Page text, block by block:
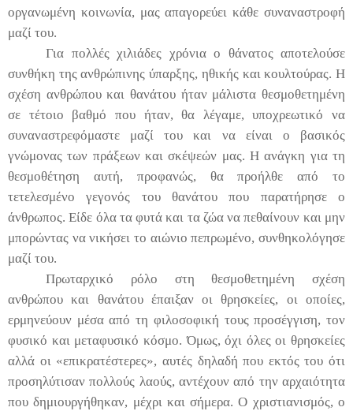
οργανωμένη κοινωνία, μας απαγορεύει κάθε συναναστροφή
μαζί του.
Για πολλές χιλιάδες χρόνια ο θάνατος αποτελούσε
συνθήκη της ανθρώπινης ύπαρξης, ηθικής και κουλτούρας. Η
σχέση ανθρώπου και θανάτου ήταν μάλιστα θεσμοθετημένη
σε τέτοιο βαθμό που ήταν, θα λέγαμε, υποχρεωτικό να
συναναστρεφόμαστε μαζί του και να είναι ο βασικός
γνώμονας των πράξεων και σκέψεών μας. Η ανάγκη για τη
θεσμοθέτηση αυτή, προφανώς, θα προήλθε από το
τετελεσμένο γεγονός του θανάτου που παρατήρησε ο
άνθρωπος. Είδε όλα τα φυτά και τα ζώα να πεθαίνουν και μην
μπορώντας να νικήσει το αιώνιο πεπρωμένο, συνθηκολόγησε
μαζί του.
Πρωταρχικό ρόλο στη θεσμοθετημένη σχέση
ανθρώπου και θανάτου έπαιξαν οι θρησκείες, οι οποίες,
ερμηνεύουν μέσα από τη φιλοσοφική τους προσέγγιση, τον
φυσικό και μεταφυσικό κόσμο. Όμως, όχι όλες οι θρησκείες
αλλά οι «επικρατέστερες», αυτές δηλαδή που εκτός του ότι
προσηλύτισαν πολλούς λαούς, αντέχουν από την αρχαιότητα
που δημιουργήθηκαν, μέχρι και σήμερα. Ο χριστιανισμός, ο